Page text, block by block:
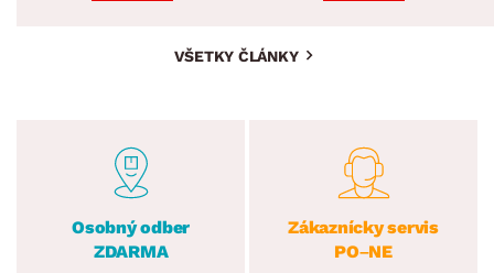
VŠETKY ČLÁNKY
Osobný odber
ZDARMA
Zákaznícky servis
PO–NE